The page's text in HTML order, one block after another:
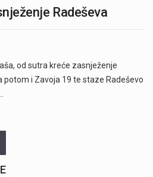
Radeševa
od sutra kreće zasnježenje
potom i Zavoja 19 te staze Radeševo